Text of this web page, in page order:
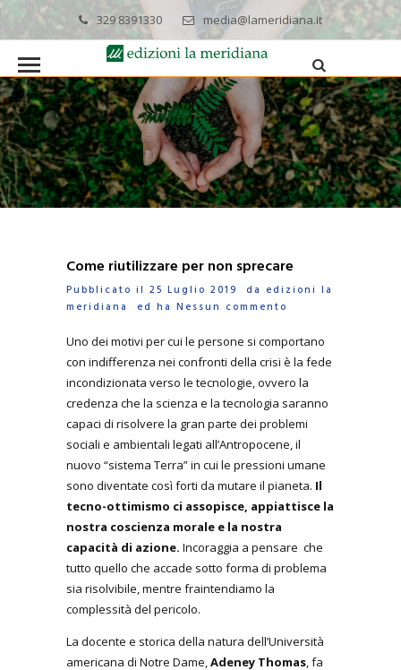
329 8391330 media@lameridiana.it
Come riutilizzare per non sprecare
Pubblicato il 25 Luglio 2019 da edizioni la
meridiana
ed ha Nessun commento
Uno dei motivi per cui le persone si comportano
con indifferenza nei confronti della crisi è la fede
incondizionata verso le tecnologie, ovvero la
credenza che la scienza e la tecnologia saranno
capaci di risolvere la gran parte dei problemi
sociali e ambientali legati all’Antropocene, il
nuovo “sistema Terra” in cui le pressioni umane
sono diventate così forti da mutare il pianeta. Il
tecno-ottimismo ci assopisce, appiattisce la
nostra coscienza morale e la nostra
capacità di azione. Incoraggia a pensare che
tutto quello che accade sotto forma di problema
sia risolvibile, mentre fraintendiamo la
complessità del pericolo.
La docente e storica della natura dell’Università
americana di Notre Dame, Adeney Thomas , fa